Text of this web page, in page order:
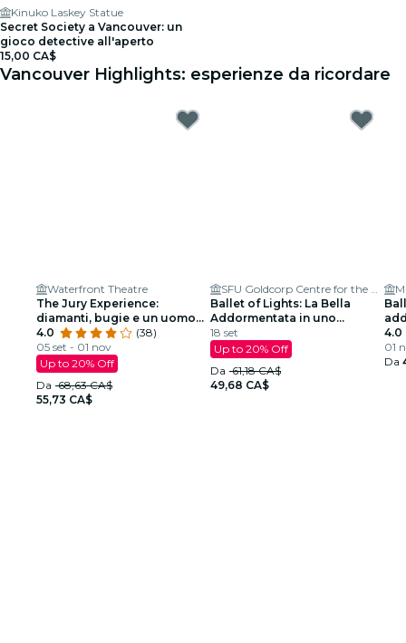
Kinuko Laskey Statue
Secret Society a Vancouver: un
gioco detective all'aperto
15,00 CA$
Vancouver Highlights: esperienze da ricordare
Waterfront Theatre
The Jury Experience:
diamanti, bugie e un uomo
morto
4.0
(38)
05 set - 01 nov
Up to 20% Off
Da 68,63 CA$
55,73 CA$
SFU Goldcorp Centre for the Arts
Ballet of Lights: La Bella
Addormentata in uno
spettacolo scintillante
18 set
Up to 20% Off
Da 61,18 CA$
49,68 CA$
4.0
01
Da